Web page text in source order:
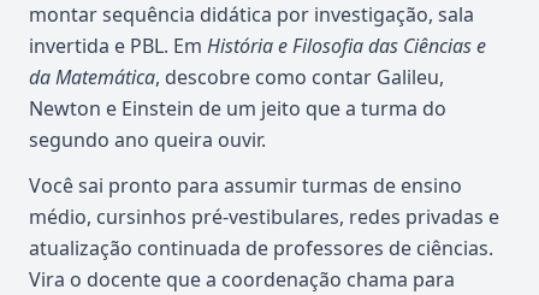
montar sequência didática por investigação, sala
invertida e PBL. Em História e Filosofia das Ciências e
da Matemática, descobre como contar Galileu,
Newton e Einstein de um jeito que a turma do
segundo ano queira ouvir.
Você sai pronto para assumir turmas de ensino
médio, cursinhos pré-vestibulares, redes privadas e
atualização continuada de professores de ciências.
Vira o docente que a coordenação chama para